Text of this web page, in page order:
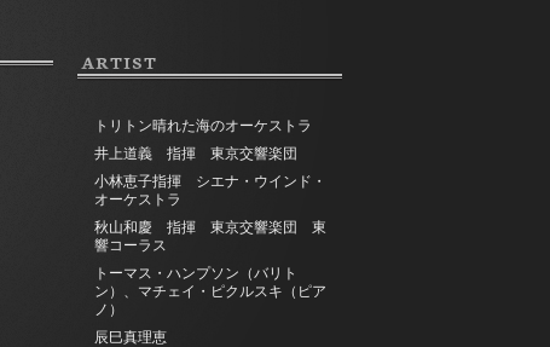
ARTIST
トリトン晴れた海のオーケストラ
井上道義 指揮 東京交響楽団
小林恵子指揮 シエナ・ウインド・
オーケストラ
秋山和慶 指揮 東京交響楽団 東
響コーラス
トーマス・ハンプソン（バリト
ン）、マチェイ・ピクルスキ（ピア
ノ）
辰巳真理恵